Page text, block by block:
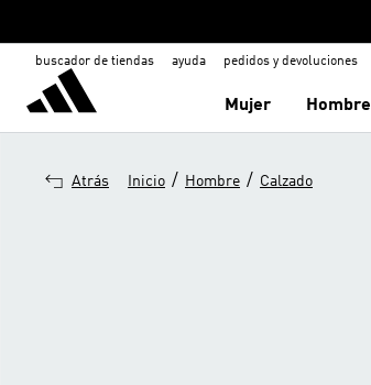
buscador de tiendas ayuda pedidos y devoluciones
Mujer Hombre
Atrás Inicio / Hombre / Calzado